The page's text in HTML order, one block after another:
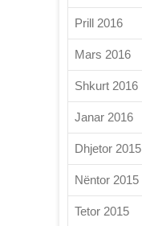
Prill 2016
Mars 2016
Shkurt 2016
Janar 2016
Dhjetor 2015
Nëntor 2015
Tetor 2015